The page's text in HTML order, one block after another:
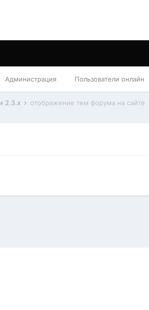
Администрация Пользователи онлайн
2.3.x отображение тем форума на сайте